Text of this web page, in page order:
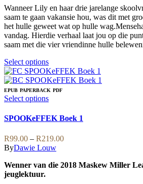
the
product
page
may
be
chosen
on
the
page
through
R139.00
Wanneer Lily en haar drie jarelange
saam te gaan vakansie hou, was dit met
het hulle geweet wat op hulle
vandag. Hierdie verhaal laat jou op die
saam met die vier vriendinne hulle
Select optionsThis
product
has
multiple
variants.
options
be
chosen
on
the
EPUB PAPERBACK PDF
Select optionsThis
has
variants.
The
options
may
SPOOKeFFEK Boek 1
R99.00 – R219.00Price
through
ByDawie Louw
Wenner van die 2018 Maskew Miller
jeuglektuur.